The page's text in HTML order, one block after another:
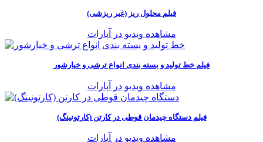
فیلم محلول ریز (غیر ریزشی)
مشاهده ویدیو در آپارات
فیلم خط تولید و بسته بندی انواع ترشی و خیارشور
مشاهده ویدیو در آپارات
فیلم دستگاه چیدمان قوطی در کارتن (کارتونینگ)
مشاهده ویدیو در آپارات